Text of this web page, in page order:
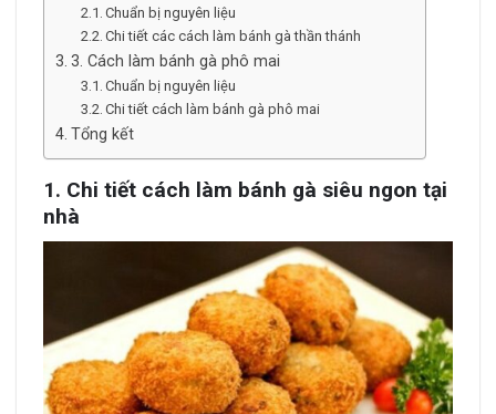
Chuẩn bị nguyên liệu
Chi tiết các cách làm bánh gà thần thánh
3. Cách làm bánh gà phô mai
Chuẩn bị nguyên liệu
Chi tiết cách làm bánh gà phô mai
Tổng kết
1. Chi tiết cách làm bánh gà siêu ngon tại
nhà